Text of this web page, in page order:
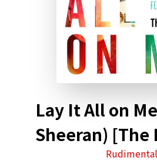
Lay It All on
Sheeran) [The
Rudimental